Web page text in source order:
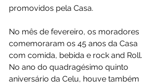
promovidos pela Casa.
No mês de fevereiro, os moradores
comemoraram os 45 anos da Casa
com comida, bebida e rock and Roll.
No ano do quadragésimo quinto
aniversário da Celu, houve também